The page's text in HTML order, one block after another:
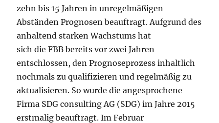
zehn bis 15 Jahren in unregelmäßigen
Abständen Prognosen beauftragt. Aufgrund des
anhaltend starken Wachstums hat
sich die FBB bereits vor zwei Jahren
entschlossen, den Prognoseprozess inhaltlich
nochmals zu qualifizieren und regelmäßig zu
aktualisieren. So wurde die angesprochene
Firma SDG consulting AG (SDG) im Jahre 2015
erstmalig beauftragt. Im Februar